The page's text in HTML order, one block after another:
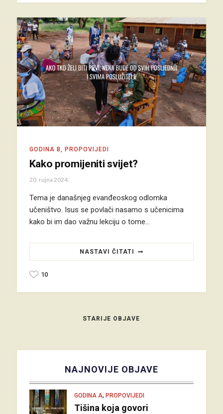
GODINA B, PROPOVIJEDI
Kako promijeniti svijet?
20. rujna 2024.
Tema je današnjeg evanđeoskog odlomka
učeništvo. Isus se povlači nasamo s učenicima
kako bi im dao važnu lekciju o tome…
NASTAVI ČITATI
10
STARIJE OBJAVE
NAJNOVIJE OBJAVE
GODINA A, PROPOVIJEDI
Tišina koja govori